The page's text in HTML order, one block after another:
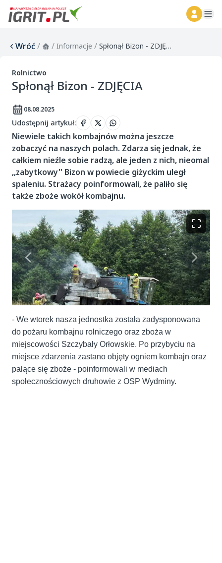
Wróć/ / Informacje / Spłonął Bizon - ZDJĘCIA
Rolnictwo
Spłonął Bizon - ZDJĘCIA
08.08.2025
Udostępnij artykuł:
Niewiele takich kombajnów można jeszcze
zobaczyć na naszych polach. Zdarza się jednak, że
całkiem nieźle sobie radzą, ale jeden z nich, nieomal
,,zabytkowy'' Bizon w powiecie giżyckim uległ
spaleniu. Strażacy poinformowali, że paliło się
także zboże wokół kombajnu.
- We wtorek nasza jednostka została zadysponowana
do pożaru kombajnu rolniczego oraz zboża w
miejscowości Szczybały Orłowskie. Po przybyciu na
miejsce zdarzenia zastano objęty ogniem kombajn oraz
palące się zboże - poinformowali w mediach
społecznościowych druhowie z OSP Wydminy.